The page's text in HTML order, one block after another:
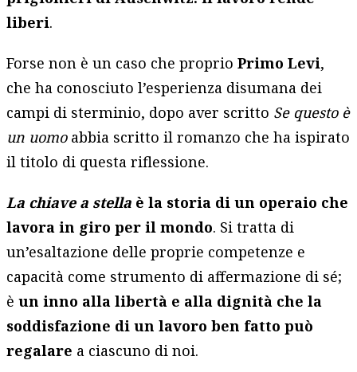
liberi.
Forse non è un caso che proprioPrimo Levi,
che ha conosciuto l’esperienza disumana dei
campi di sterminio, dopo aver scritto Se questo è
un uomoabbia scritto il romanzo che ha ispirato
il titolo di questa riflessione.
La chiave a stella è la storia di un operaio che
lavora in giro per il mondo. Si tratta di
un’esaltazione delle proprie competenze e
capacità come strumento di affermazione di sé;
èun inno alla libertà e alla dignità che la
soddisfazione di un lavoro ben fatto può
regalare a ciascuno di noi.